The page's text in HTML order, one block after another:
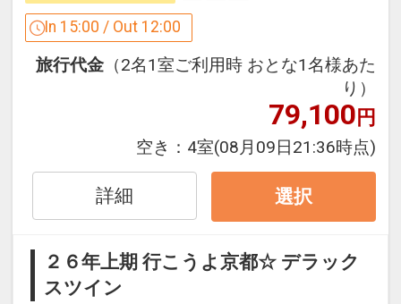
うれしいおもてなし
◆ホテル⇔サテライトコンシェルジュ間
の荷物の送迎付
ＪＲ京都駅八条口にあるお荷物預かりカ
ウンター「サテライトコンシェルジュ」
にてお荷物をお預かりしてホテルまでお
届けします。（おひとり様１個）
●受付時間／9：00～18：00
●場所／近鉄名店街「みやこみち」内
◆ 天然温泉「ＳＰＡ華頂」ご利用ＯＫ！
（6：30～23：00）
In 15:00 / Out 12:00
旅行代金 （2名1室ご利用時 おとな1名様あた
り）
79,100円
空き： 4室(08月09日21:36時点)
詳細 選択
２６年上期 行こうよ京都☆ デラック
スツイン